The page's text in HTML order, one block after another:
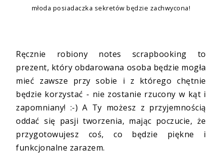
młoda posiadaczka sekretów będzie zachwycona!
Ręcznie robiony notes scrapbooking to
prezent, który obdarowana osoba będzie mogła
mieć zawsze przy sobie i z którego chętnie
będzie korzystać - nie zostanie rzucony w kąt i
zapomniany! :-) A Ty możesz z przyjemnością
oddać się pasji tworzenia, mając poczucie, że
przygotowujesz coś, co będzie piękne i
funkcjonalne zarazem.